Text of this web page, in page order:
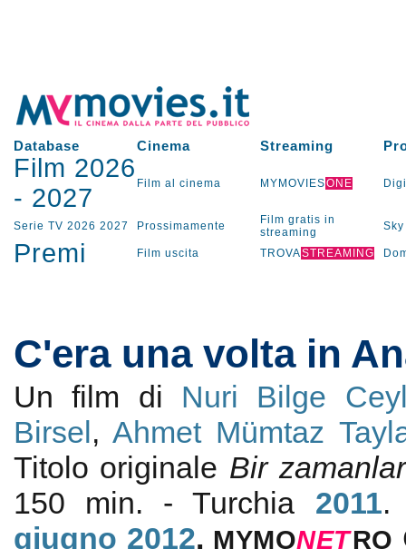
Database Cinema Streaming
Film 2026
- 2027 Film al cinema MYMOVIESONE
Serie TV 2026 2027 Prossimamente
Film gratis in
streaming
Sky
Premi Film uscita TROVASTREAMING
C'era una volta in
Un film di Nuri Bilge
Birsel,Ahmet Mümtaz
Titolo originale Bir
150 min. - Turchia 2011.
giugno 2012. MYMONETRO